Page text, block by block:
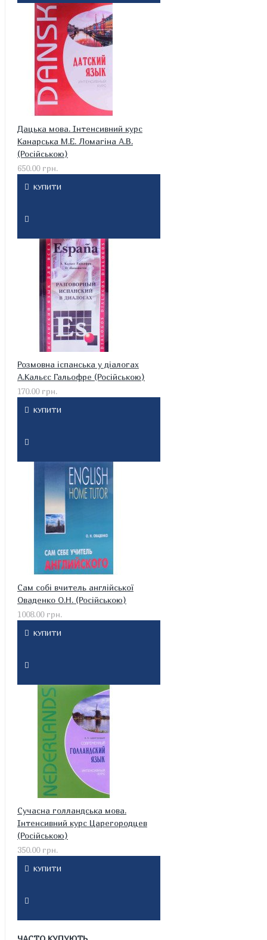
Дацька мова. Інтенсивний курс
Канарська М.Е. Ломагіна А.В.
(Російською)
650.00 грн.
КУПИТИ
Розмовна іспанська у діалогах
А.Кальєс Гальофре (Російською)
170.00 грн.
КУПИТИ
Сам собі вчитель англійської
Оваденко О.Н. (Російською)
1008.00 грн.
КУПИТИ
Сучасна голландська мова.
Інтенсивний курс Царегородцев
(Російською)
350.00 грн.
КУПИТИ